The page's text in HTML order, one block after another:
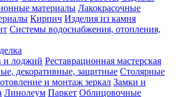
материалы Лакокрасочные
Кирпич Изделия из камня
Системы водоснабжения, отопления,
и лоджий Реставрационная мастерская
декоративные, защитные Столярные
и монтаж зеркал Замки и
Линолеум Паркет Облицовочные